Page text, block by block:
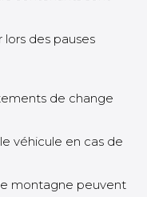
des pauses
de change
véhicule en cas de
montagne peuvent